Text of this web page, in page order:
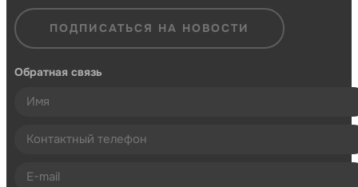
ПОДПИСАТЬСЯ НА НОВОСТИ
Обратная связь